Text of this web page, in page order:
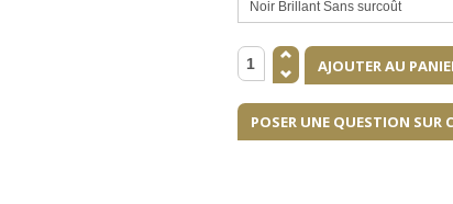
POSER UNE QUESTION SUR